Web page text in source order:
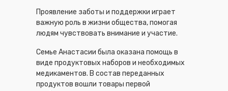
Проявление заботы и поддержки играет
важную роль в жизни общества, помогая
людям чувствовать внимание и участие.
Семье Анастасии была оказана помощь в
виде продуктовых наборов и необходимых
медикаментов. В состав переданных
продуктов вошли товары первой